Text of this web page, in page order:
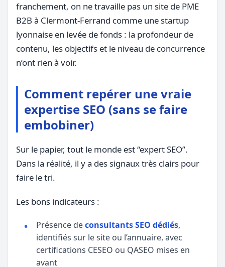
franchement, on ne travaille pas un site de PME
B2B à Clermont-Ferrand comme une startup
lyonnaise en levée de fonds : la profondeur de
contenu, les objectifs et le niveau de concurrence
n’ont rien à voir.
Comment repérer une vraie
expertise SEO (sans se faire
embobiner)
Sur le papier, tout le monde est “expert SEO”.
Dans la réalité, il y a des signaux très clairs pour
faire le tri.
Les bons indicateurs :
Présence deconsultants SEO dédiés,
identifiés sur le site ou l’annuaire, avec
certifications CESEO ou QASEO mises en
avant